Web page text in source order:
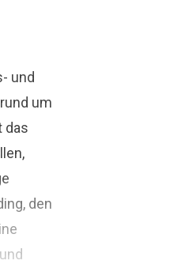
und
um
das
den